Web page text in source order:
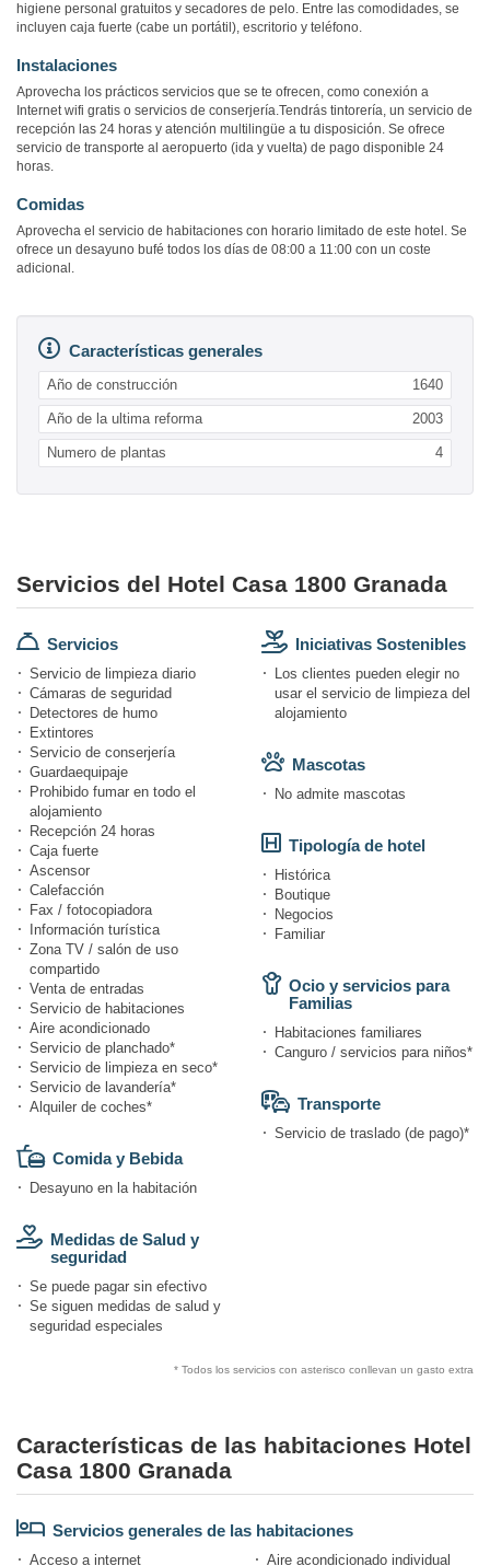
higiene personal gratuitos y secadores de pelo. Entre las comodidades, se
incluyen caja fuerte (cabe un portátil), escritorio y teléfono.
Instalaciones
Aprovecha los prácticos servicios que se te ofrecen, como conexión a
Internet wifi gratis o servicios de conserjería.Tendrás tintorería, un servicio de
recepción las 24 horas y atención multilingüe a tu disposición. Se ofrece
servicio de transporte al aeropuerto (ida y vuelta) de pago disponible 24
horas.
Comidas
Aprovecha el servicio de habitaciones con horario limitado de este hotel. Se
ofrece un desayuno bufé todos los días de 08:00 a 11:00 con un coste
adicional.
Características generales
Año de construcción 1640
Año de la ultima reforma 2003
Numero de plantas 4
Servicios del Hotel Casa 1800 Granada
Servicios
Servicio de limpieza diario
Cámaras de seguridad
Detectores de humo
Extintores
Servicio de conserjería
Guardaequipaje
Prohibido fumar en todo el
alojamiento
Recepción 24 horas
Caja fuerte
Ascensor
Calefacción
Fax / fotocopiadora
Información turística
Zona TV / salón de uso
compartido
Venta de entradas
Servicio de habitaciones
Aire acondicionado
Servicio de planchado*
Servicio de limpieza en seco*
Servicio de lavandería*
Alquiler de coches*
Comida y Bebida
Desayuno en la habitación
Medidas de Salud y
seguridad
Se puede pagar sin efectivo
Se siguen medidas de salud y
seguridad especiales
Iniciativas Sostenibles
Los clientes pueden elegir no
usar el servicio de limpieza del
alojamiento
Mascotas
No admite mascotas
Tipología de hotel
Histórica
Boutique
Negocios
Familiar
Ocio y servicios para
Familias
Habitaciones familiares
Canguro / servicios para niños*
Transporte
Servicio de traslado (de pago)*
* Todos los servicios con asterisco conllevan un gasto extra
Características de las habitaciones Hotel
Casa 1800 Granada
Servicios generales de las habitaciones
Acceso a internet Aire acondicionado individual